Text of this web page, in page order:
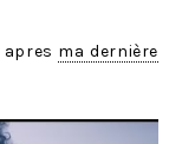
ma dernière